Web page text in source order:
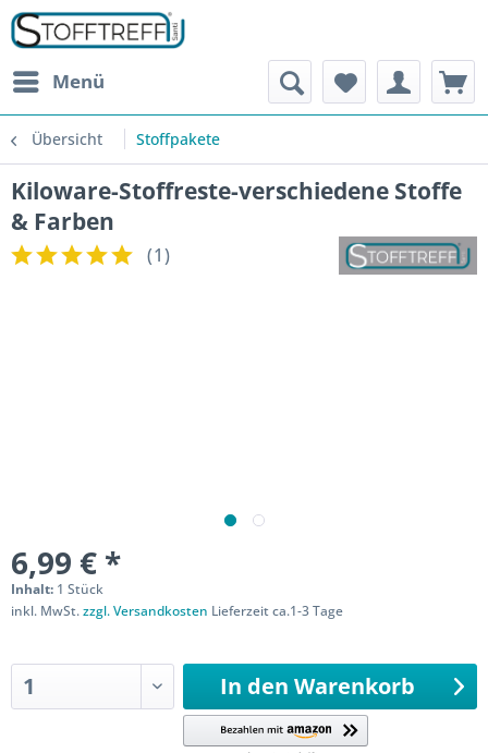
Menü
Übersicht Stoffpakete
Kiloware-Stoffreste-verschiedene Stoffe
& Farben
(1)
6,99 € *
Inhalt: 1 Stück
inkl. MwSt.zzgl. Versandkosten Lieferzeit ca.1-3 Tage
In den Warenkorb